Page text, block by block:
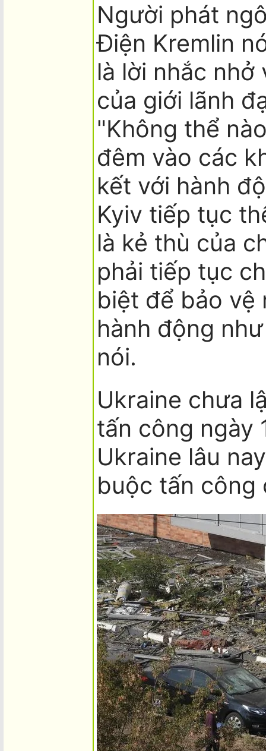
Người phát
Điện Kremlin
là lời nhắc
của giới lãnh
"Không thể
đêm vào các
kết với hành
Kyiv tiếp tục
là kẻ thù của
phải tiếp tục
biệt để bảo vệ
hành động
nói.
Ukraine chưa
tấn công ngày
Ukraine lâu
buộc tấn công